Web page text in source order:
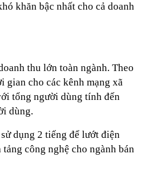
khăn bậc nhất cho cả doanh
thu lớn toàn ngành. Theo
gian cho các kênh mạng xã
tổng người dùng tính đến
dùng.
dụng 2 tiếng để lướt điện
công nghệ cho ngành bán